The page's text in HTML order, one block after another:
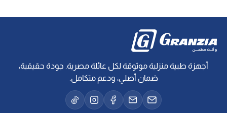
أجهزة طبية منزلية موثوقة لكل عائلة مصرية. جودة حقيقية،
ضمان أصلي، ودعم متكامل.